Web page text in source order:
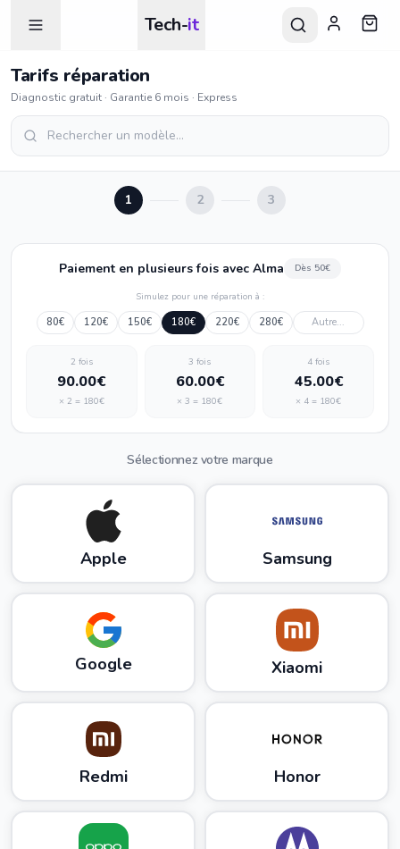
Tech-it
Tarifs réparation
Diagnostic gratuit · Garantie 6 mois · Express
1 2 3
Paiement en plusieurs fois avec Alma Dès 50€
Simulez pour une réparation à :
80€ 120€ 150€ 180€ 220€ 280€
2 fois
90.00€
× 2 = 180€
3 fois
60.00€
×3 = 180€
4 fois
45.00€
× 4 = 180€
Sélectionnez votre marque
Apple Samsung
Google Xiaomi
Redmi Honor